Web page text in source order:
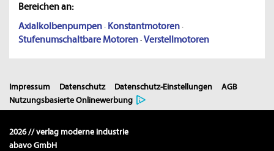
Bereichen an:
Axialkolbenpumpen· Konstantmotoren·
Stufenumschaltbare Motoren·Verstellmotoren
Impressum Datenschutz Datenschutz-Einstellungen
AGB
Nutzungsbasierte Onlinewerbung
2026 // verlag moderne industrie
abavo GmbH